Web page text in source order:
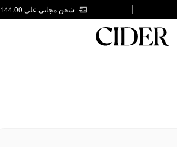
شحن مجاني على AED 144.00